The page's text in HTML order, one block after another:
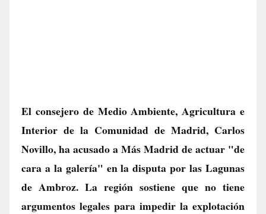
El consejero de Medio Ambiente, Agricultura e
Interior de la Comunidad de Madrid, Carlos
Novillo, ha acusado a Más Madrid de actuar "de
cara a la galería" en la disputa por las Lagunas
de Ambroz. La región sostiene que no tiene
argumentos legales para impedir la explotación